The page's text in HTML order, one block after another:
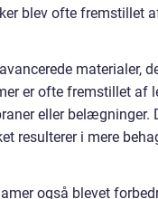
blev ofte fremstillet
materialer,
er ofte fremstillet af
eller belægninger.
resulterer i mere
også blevet